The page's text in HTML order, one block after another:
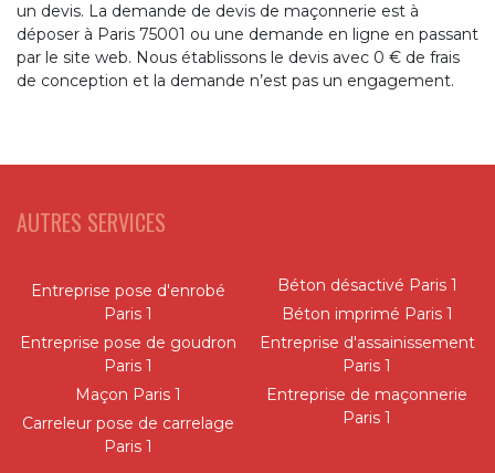
un devis. La demande de devis de maçonnerie est à
déposer à Paris 75001 ou une demande en ligne en passant
par le site web. Nous établissons le devis avec 0 € de frais
de conception et la demande n’est pas un engagement.
AUTRES SERVICES
Entreprise pose d'enrobé
Paris 1
Entreprise pose de goudron
Paris 1
Maçon Paris 1
Carreleur pose de carrelage
Paris 1
Béton désactivé Paris 1
Béton imprimé Paris 1
Entreprise d'assainissement
Paris 1
Entreprise de maçonnerie
Paris 1